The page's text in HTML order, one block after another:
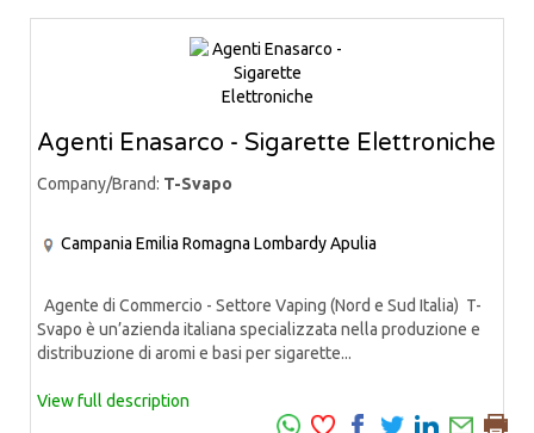
Agenti Enasarco - Sigarette Elettroniche
Company/Brand: T-Svapo
Campania Emilia Romagna LombardyApulia
Agente di Commercio - Settore Vaping (Nord e Sud Italia) T-
Svapo è un’azienda italiana specializzata nella produzione e
distribuzione di aromi e basi per sigarette...
View full description